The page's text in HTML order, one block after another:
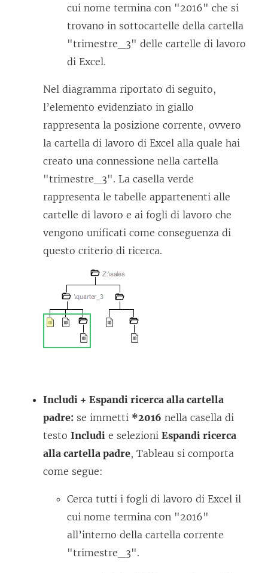
cui nome termina con "2016" che si
trovano in sottocartelle della cartella
"trimestre_3" delle cartelle di lavoro
di Excel.
Nel diagramma riportato di seguito,
l’elemento evidenziato in giallo
rappresenta la posizione corrente, ovvero
la cartella di lavoro di Excel alla quale hai
creato una connessione nella cartella
"trimestre_3". La casella verde
rappresenta le tabelle appartenenti alle
cartelle di lavoro e ai fogli di lavoro che
vengono unificati come conseguenza di
questo criterio di ricerca.
Includi + Espandi ricerca alla cartella
padre: se immetti *2016 nella casella di
testo Includi e selezioni Espandi ricerca
alla cartella padre, Tableau si comporta
come segue:
Cerca tutti i fogli di lavoro di Excel il
cui nome termina con "2016"
all’interno della cartella corrente
"trimestre_3".